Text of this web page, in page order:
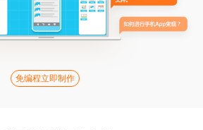
免编程立即制作